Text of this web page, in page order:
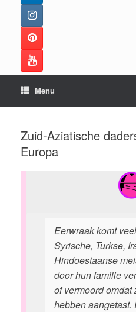
Menu
Zuid-Aziatische
Europa
Eerwraak komt
Syrische, Turkse,
Hindoestaanse
door hun familie
of vermoord
hebben aangetast.